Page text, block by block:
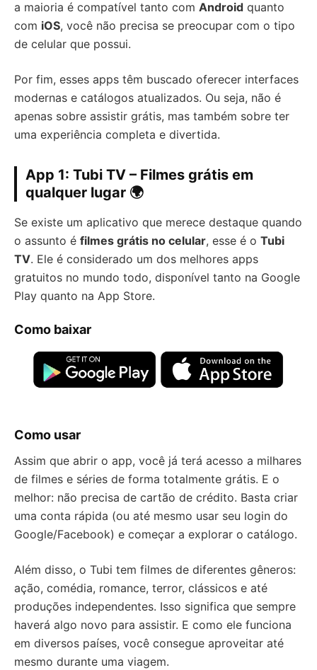
a maioria é compatível tanto com Android quanto
com iOS, você não precisa se preocupar com o tipo
de celular que possui.
Por fim, esses apps têm buscado oferecer interfaces
modernas e catálogos atualizados. Ou seja, não é
apenas sobre assistir grátis, mas também sobre ter
uma experiência completa e divertida.
App 1: Tubi TV – Filmes grátis em
qualquer lugar 🌍
Se existe um aplicativo que merece destaque quando
o assunto é filmes grátis no celular, esse é o Tubi
TV. Ele é considerado um dos melhores apps
gratuitos no mundo todo, disponível tanto na Google
Play quanto na App Store.
Como baixar
Como usar
Assim que abrir o app, você já terá acesso a milhares
de filmes e séries de forma totalmente grátis. E o
melhor: não precisa de cartão de crédito. Basta criar
uma conta rápida (ou até mesmo usar seu login do
Google/Facebook) e começar a explorar o catálogo.
Além disso, o Tubi tem filmes de diferentes gêneros:
ação, comédia, romance, terror, clássicos e até
produções independentes. Isso significa que sempre
haverá algo novo para assistir. E como ele funciona
em diversos países, você consegue aproveitar até
mesmo durante uma viagem.